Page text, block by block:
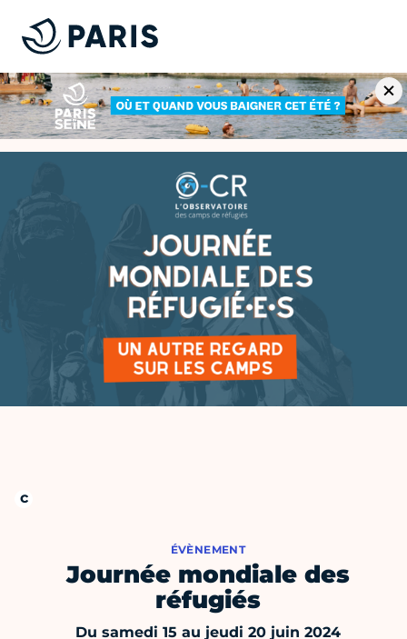
ÉVÈNEMENT
Journée mondiale des
réfugiés
Du samedi 15 au jeudi 20 juin 2024